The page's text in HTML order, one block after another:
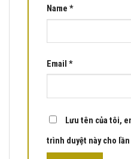
Name *
Email *
Lưu tên của tôi,
trình duyệt này cho